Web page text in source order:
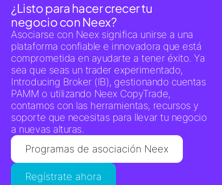
¿Listo para hacer crecer tu
negocio con Neex?
Asociarse con Neex significa unirse a una
plataforma confiable e innovadora que está
comprometida en ayudarte a tener éxito. Ya
sea que seas un trader experimentado,
Introducing Broker (IB), gestionando cuentas
PAMM o utilizando Neex CopyTrade,
contamos con las herramientas, recursos y
soporte que necesitas para llevar tu negocio
a nuevas alturas.
Programas de asociación Neex
Regístrate ahora